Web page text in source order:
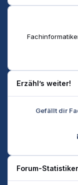
Erzähl’s weiter!
Gefällt dir
Forum-